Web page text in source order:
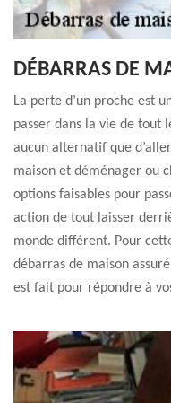
DÉBARRAS DE
La perte d’un proche est
passer dans la vie de tout
aucun alternatif que
maison et déménager ou
options faisables pour
action de tout laisser
monde différent. Pour
débarras de maison
est fait pour répondre à